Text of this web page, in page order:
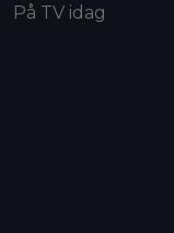
På TV idag